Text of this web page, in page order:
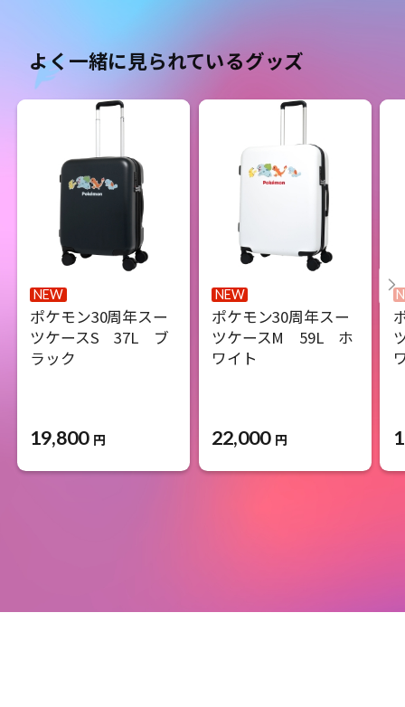
よく一緒に見られているグッズ
NEW
ポケモン30周年スー
ツケースS 37L ブ
ラック
19,800 円
NEW
ポケモン30周年スー
ツケースM 59L ホ
ワイト
22,000 円